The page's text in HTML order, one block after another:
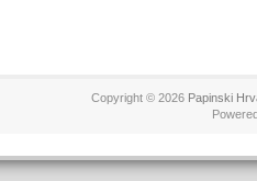
Copyright © 2026 Papinski